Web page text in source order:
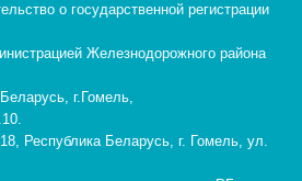
о государственной регистрации
Железнодорожного района
г.Гомель,
Республика Беларусь, г. Гомель, ул.